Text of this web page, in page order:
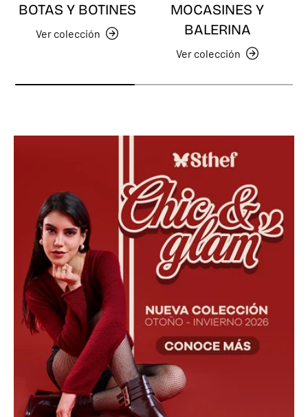
BOTAS Y BOTINES
Ver colección
MOCASINES Y
BALERINA
Ver colección